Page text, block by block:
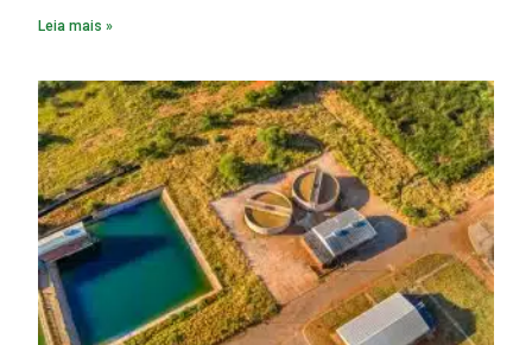
serviços de coleta e tratamento de esgoto contribui
melhora as condições de saúde pública.
Leia mais »